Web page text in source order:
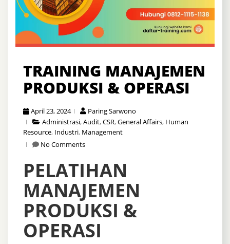
TRAINING MANAJEMEN
PRODUKSI & OPERASI
April 23, 2024
Paring Sarwono
Administrasi,Audit,CSR,General Affairs, Human
Resource, Industri, Management
No Comments
PELATIHAN
MANAJEMEN
PRODUKSI &
OPERASI